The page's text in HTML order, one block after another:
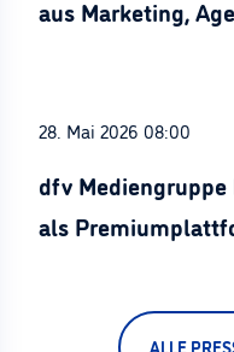
aus Marketing,
28. Mai 2026 08:00
dfv Mediengruppe
als
ALLE